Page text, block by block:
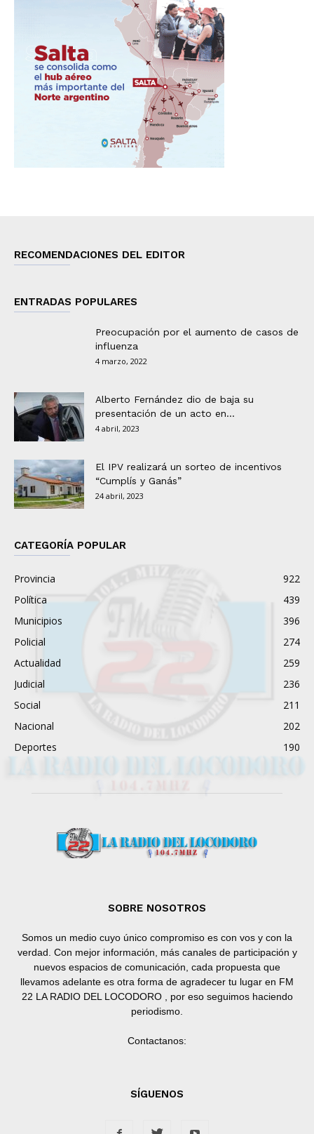
RECOMENDACIONES DEL EDITOR
ENTRADAS POPULARES
Preocupación por el aumento de casos de
influenza
4 marzo, 2022
Alberto Fernández dio de baja su
presentación de un acto en...
4 abril, 2023
El IPV realizará un sorteo de incentivos
“Cumplís y Ganás”
24 abril, 2023
CATEGORÍA POPULAR
Provincia
922
Política
439
Municipios
396
Policial
274
Actualidad
259
Judicial
236
Social
211
Nacional
202
Deportes
190
SOBRE NOSOTROS
Somos un medio cuyo único compromiso es con vos y con la
verdad. Con mejor información, más canales de participación y
nuevos espacios de comunicación, cada propuesta que
llevamos adelante es otra forma de agradecer tu lugar en FM
22 LA RADIO DEL LOCODORO , por eso seguimos haciendo
periodismo.
Contactanos:
SÍGUENOS